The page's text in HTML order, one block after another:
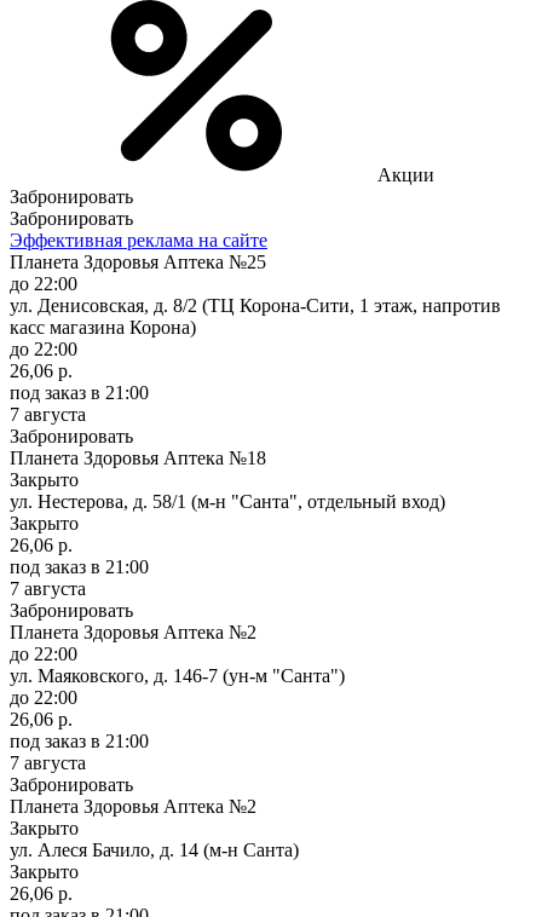
Акции
Забронировать
Забронировать
Эффективная реклама на сайте
Планета Здоровья Аптека №25
до 22:00
ул. Денисовская, д. 8/2 (ТЦ Корона-Сити, 1 этаж, напротив
касс магазина Корона)
до 22:00
26,06 р.
под заказ в 21:00
7 августа
Забронировать
Планета Здоровья Аптека №18
Закрыто
ул. Нестерова, д. 58/1 (м-н "Санта", отдельный вход)
Закрыто
26,06 р.
под заказ в 21:00
7 августа
Забронировать
Планета Здоровья Аптека №2
до 22:00
ул. Маяковского, д. 146-7 (ун-м "Санта")
до 22:00
26,06 р.
под заказ в 21:00
7 августа
Забронировать
Планета Здоровья Аптека №2
Закрыто
ул. Алеся Бачило, д. 14 (м-н Санта)
Закрыто
26,06 р.